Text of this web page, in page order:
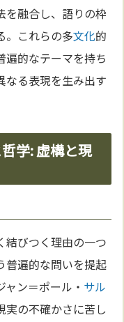
を融合し、語りの枠
。これらの多文化的
遍的なテーマを持ち
なる表現を生み出す
学: 虚構と現
結びつく理由の一つ
普遍的な問いを提起
ン＝ポール・ サル
実の不確かさに苦し